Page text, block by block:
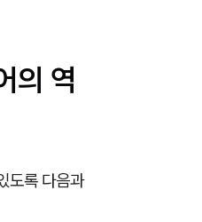
의 역
도록 다음과